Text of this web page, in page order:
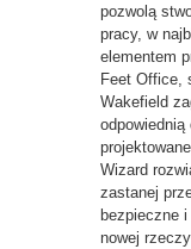
pozwolą
pracy, w
elementem
Feet Office,
Wakefield
Wizard
zastanej
bezpieczne
nowej